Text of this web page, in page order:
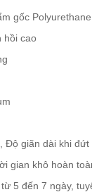
gốc
hồi cao
Độ giãn dài khi đứt
gian khô hoàn
5 đến 7 ngày,